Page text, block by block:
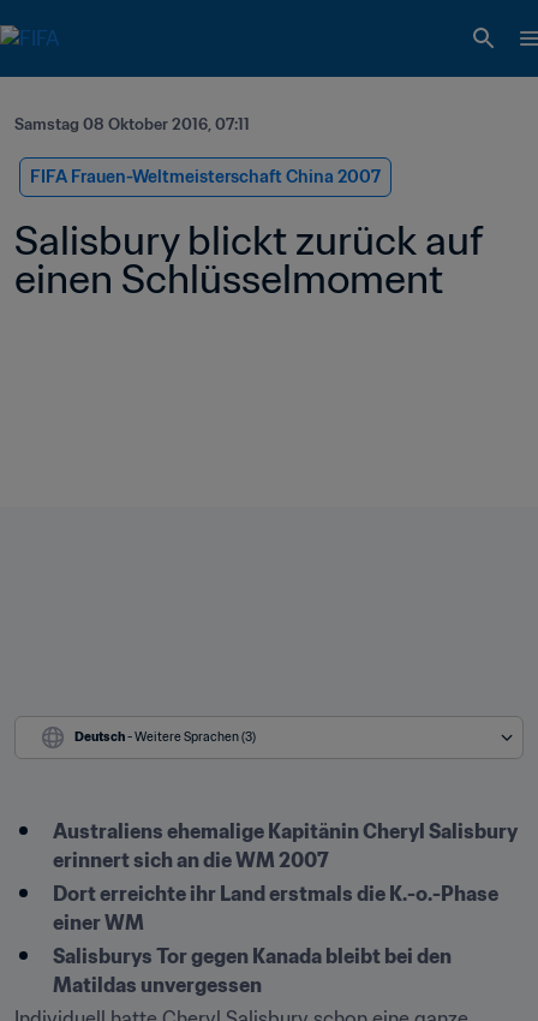
Samstag 08 Oktober 2016, 07:11
FIFA Frauen-Weltmeisterschaft China 2007
Salisbury blickt zurück auf
einen Schlüsselmoment
Deutsch - Weitere Sprachen (3)
Australiens ehemalige Kapitänin Cheryl Salisbury
erinnert sich an die WM 2007
Dort erreichte ihr Land erstmals die K.-o.-Phase
einer WM
Salisburys Tor gegen Kanada bleibt bei den
Matildas unvergessen